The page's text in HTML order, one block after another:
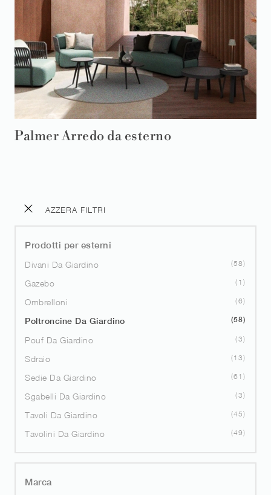
AZZERA FILTRI
Prodotti per esterni
Divani Da Giardino
58
Gazebo 1
Ombrelloni 6
Poltroncine Da Giardino 58
Pouf Da Giardino 3
Sdraio 13
Sedie Da Giardino 61
Sgabelli Da Giardino 3
Tavoli Da Giardino 45
Tavolini Da Giardino 49
Marca
Palmer Arredo da esterno